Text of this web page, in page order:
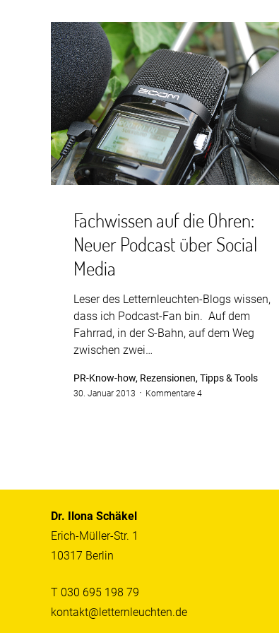
Fachwissen auf die Ohren:
Neuer Podcast über Social
Media
Leser des Letternleuchten-Blogs wissen,
dass ich Podcast-Fan bin. Auf dem
Fahrrad, in der S-Bahn, auf dem Weg
zwischen zwei…
PR-Know-how, Rezensionen, Tipps & Tools
30. Januar 2013 Kommentare 4
Dr. Ilona Schäkel
Erich-Müller-Str. 1
10317 Berlin
T 030 695 198 79
kontakt@letternleuchten.de